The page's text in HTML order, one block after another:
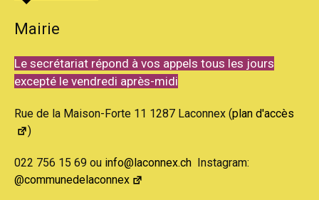
Mairie
Le secrétariat répond à vos appels tous les jours
excepté le vendredi après-midi
Rue de la Maison-Forte 11 1287 Laconnex (plan d'accès
)
022 756 15 69 ou info@laconnex.ch Instagram:
@communedelaconnex